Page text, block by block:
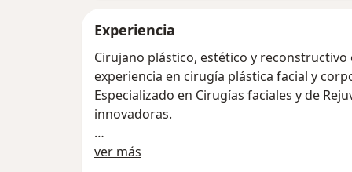
Experiencia
Cirujano plástico, estético y
experiencia en cirugía plástica facial y
Especializado en Cirugías faciales y de
innovadoras.
Trabaja de la mano de los mejores
ver más